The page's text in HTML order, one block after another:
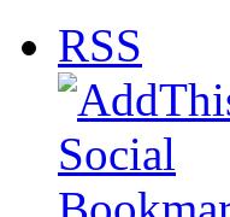
RSS